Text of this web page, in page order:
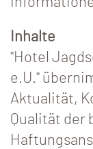
Inhalte
"Hotel
e.U."
Aktualität,
Qualität der